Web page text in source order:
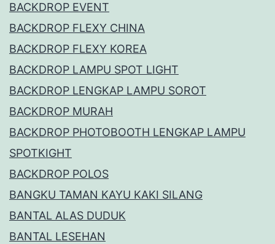
BACKDROP EVENT
BACKDROP FLEXY CHINA
BACKDROP FLEXY KOREA
BACKDROP LAMPU SPOT LIGHT
BACKDROP LENGKAP LAMPU SOROT
BACKDROP MURAH
BACKDROP PHOTOBOOTH LENGKAP LAMPU
SPOTKIGHT
BACKDROP POLOS
BANGKU TAMAN KAYU KAKI SILANG
BANTAL ALAS DUDUK
BANTAL LESEHAN